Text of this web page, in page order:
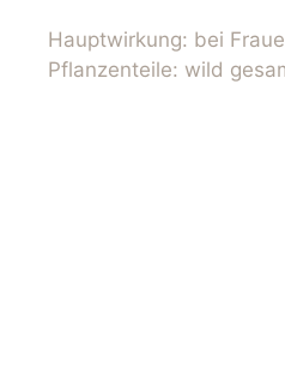
Hauptwirkung: bei
Pflanzenteile: wild